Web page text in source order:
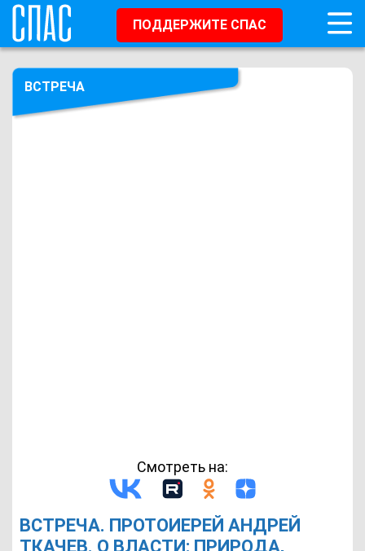
ПОДДЕРЖИТЕ СПАС
ВСТРЕЧА
Смотреть на:
ВСТРЕЧА. ПРОТОИЕРЕЙ АНДРЕЙ
ТКАЧЕВ. О ВЛАСТИ: ПРИРОДА,